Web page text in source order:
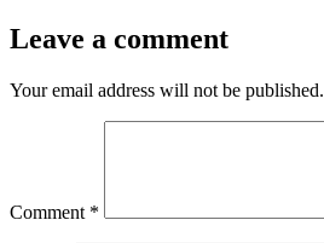
Leave a comment
Your email address will not be published.
Comment *